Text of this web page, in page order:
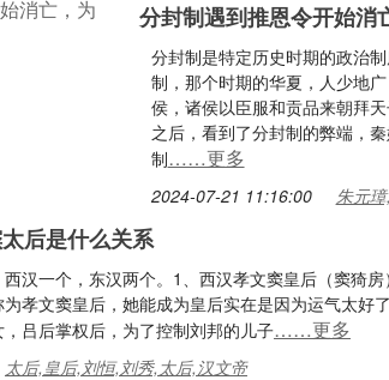
分封制遇到推恩令开始消
分封制是特定历史时期的政治
制，那个时期的华夏，人少地
侯，诸侯以臣服和贡品来朝拜
之后，看到了分封制的弊端，
制……更多
2024-07-21 11:16:00 朱元
后是什么关系
汉一个，东汉两个。1、西汉孝文窦皇后（窦猗
孝文窦皇后，她能成为皇后实在是因为运气太好
吕后掌权后，为了控制刘邦的儿子……更多
太后,皇后,刘恒,刘秀,太后,汉文帝